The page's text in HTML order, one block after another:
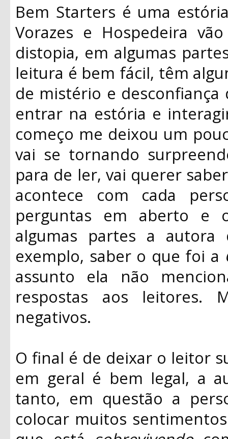
Bem Starters é uma
Vorazes e Hospedeira
distopia, em algumas
leitura é bem fácil, têm
de mistério e
entrar na estória e
começo me deixou um
vai se tornando
para de ler, vai querer
acontece com cada
perguntas em aberto e
algumas partes a
exemplo, saber o que foi a
assunto ela não
respostas aos leitores.
negativos.
O final é de deixar o leitor
em geral é bem legal, a
tanto, em questão a
colocar muitos